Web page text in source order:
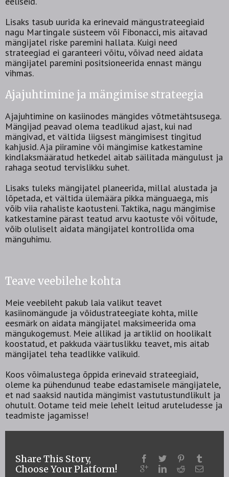
Lisaks tasub uurida ka erinevaid mängustrateegiaid
nagu Martingale süsteem või Fibonacci, mis aitavad
mängijatel riske paremini hallata. Kuigi need
strateegiad ei garanteeri võitu, võivad need aidata
mängijatel paremini positsioneerida ennast mängu
vihmas.
Ajajuhtimine ja mängimise strateegia
Ajajuhtimine on kasiinodes mängides võtmetähtsusega.
Mängijad peavad olema teadlikud ajast, kui nad
mängivad, et vältida liigsest mängimisest tingitud
kahjusid. Aja piiramine või mängimise katkestamine
kindlaksmääratud hetkedel aitab säilitada mängulust ja
rahaga seotud tervislikku suhet.
Lisaks tuleks mängijatel planeerida, millal alustada ja
lõpetada, et vältida ülemäära pikka mänguaega, mis
võib viia rahaliste kaotusteni. Taktika, nagu mängimise
katkestamine pärast teatud arvu kaotuste või võitude,
võib oluliselt aidata mängijatel kontrollida oma
mänguhimu.
Teave veebilehe kohta
Meie veebileht pakub laia valikut teavet
kasiinomängude ja võidustrateegiate kohta, mille
eesmärk on aidata mängijatel maksimeerida oma
mängukogemust. Meie allikad ja artiklid on hoolikalt
koostatud, et pakkuda väärtuslikku teavet, mis aitab
mängijatel teha teadlikke valikuid.
Koos võimalustega õppida erinevaid strateegiaid,
oleme ka pühendunud teabe edastamisele mängijatele,
et nad saaksid nautida mängimist vastutustundlikult ja
ohutult. Ootame teid meie lehelt leitud aruteludesse ja
teadmiste jagamisse!
Share This Story,
Choose Your Platform!